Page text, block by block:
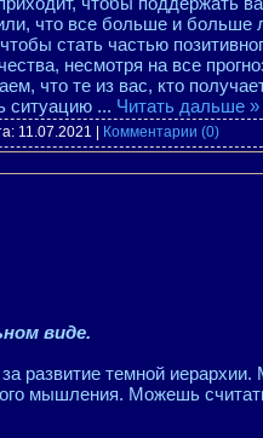
что все больше и больше
стать частью
несмотря на все
что те из вас, кто
ситуацию ... Читать дальше »
11.07.2021 Комментарии (0)
виде.
развитие темной иерархии.
мышления. Можешь